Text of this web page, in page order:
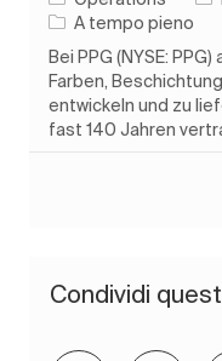
Tipo di lavoro
A tempo pieno
Bei PPG (NYSE:
Farben,
entwickeln und zu
fast 140 Jahren
Condividi